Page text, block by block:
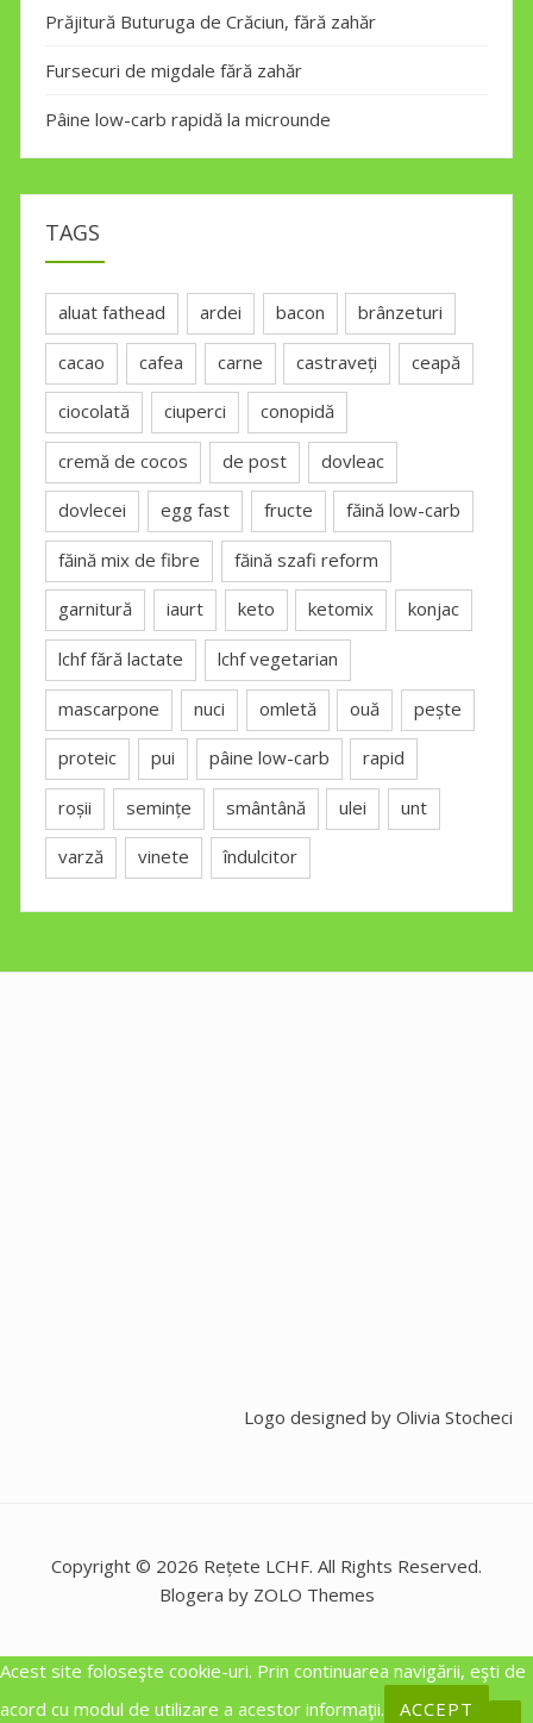
Prăjitură Buturuga de Crăciun, fără zahăr
Fursecuri de migdale fără zahăr
Pâine low-carb rapidă la microunde
TAGS
aluat fathead ardei bacon brânzeturi
cacao cafea carne castraveți ceapă
ciocolată ciuperci conopidă
cremă de cocos de post dovleac
dovlecei egg fast fructe făină low-carb
făină mix de fibre făină szafi reform
garnitură iaurt keto ketomix konjac
lchf fără lactate lchf vegetarian
mascarpone nuci omletă ouă pește
proteic pui pâine low-carb rapid
roșii semințe smântână ulei unt
varză vinete îndulcitor
Logo designed by Olivia Stocheci
Copyright © 2026 Rețete LCHF. All Rights Reserved.
Blogera by ZOLO Themes
Acest site foloseşte cookie-uri. Prin continuarea navigării, eşti de
acord cu modul de utilizare a acestor informaţii.
ACCEPT